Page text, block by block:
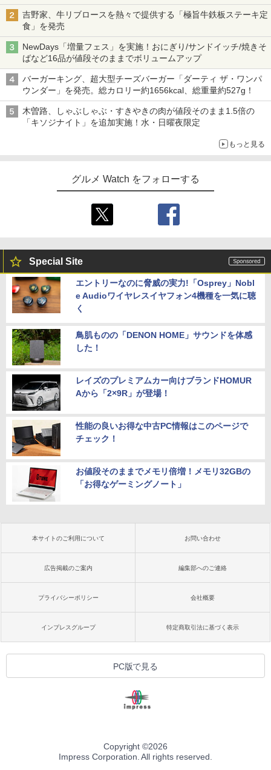
吉野家、牛リブロースを熱々で提供する「極旨牛鉄板ステーキ定
食」を発売
NewDays「増量フェス」を実施！おにぎり/サンドイッチ/焼きそ
ばなど16品が値段そのままでボリュームアップ
バーガーキング、超大型チーズバーガー「ダーティ ザ・ワンパ
ウンダー」を発売。総カロリー約1656kcal、総重量約527g！
木曽路、しゃぶしゃぶ・すきやきの肉が値段そのまま1.5倍の
「キソジナイト」を追加実施！水・日曜夜限定
もっと見る
グルメ Watch をフォローする
Special Site
エントリーなのに脅威の実力!「Osprey」Nobl
e Audioワイヤレスイヤフォン4機種を一気に聴
く
鳥肌ものの「DENON HOME」サウンドを体感
した！
レイズのプレミアムカー向けブランドHOMUR
Aから「2×9R」が登場！
性能の良いお得な中古PC情報はこのページで
チェック！
お値段そのままでメモリ倍増！メモリ32GBの
「お得なゲーミングノート」
本サイトのご利用について お問い合わせ
広告掲載のご案内 編集部へのご連絡
プライバシーポリシー 会社概要
インプレスグループ 特定商取引法に基づく表示
PC版で見る
Copyright ©2026
Impress Corporation. All rights reserved.